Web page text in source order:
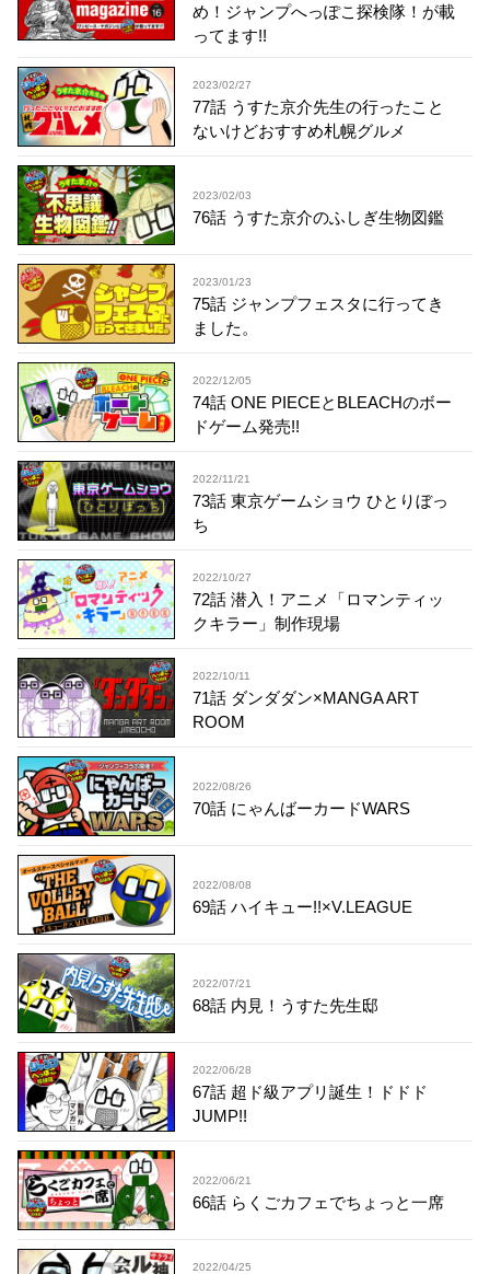
め！ジャンプへっぽこ探検隊！が載
ってます!!
2023/02/27
77話 うすた京介先生の行ったこと
ないけどおすすめ札幌グルメ
2023/02/03
76話 うすた京介のふしぎ生物図鑑
2023/01/23
75話 ジャンプフェスタに行ってき
ました。
2022/12/05
74話 ONE PIECEとBLEACHのボー
ドゲーム発売!!
2022/11/21
73話 東京ゲームショウ ひとりぼっ
ち
2022/10/27
72話 潜入！アニメ「ロマンティッ
クキラー」制作現場
2022/10/11
71話 ダンダダン×MANGA ART
ROOM
2022/08/26
70話 にゃんばーカードWARS
2022/08/08
69話 ハイキュー!!×V.LEAGUE
2022/07/21
68話 内見！うすた先生邸
2022/06/28
67話 超ド級アプリ誕生！ドドド
JUMP!!
2022/06/21
66話 らくごカフェでちょっと一席
2022/04/25